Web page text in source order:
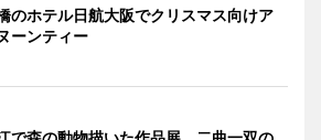
のホテル日航大阪でクリスマス向けア
ーンティー